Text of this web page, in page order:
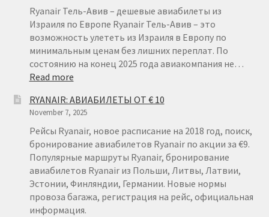
ОТ
€
15
Ryanair Тель-Авив – дешевые авиабилеты из
Израиля по Европе Ryanair Тель-Авив – это
возможность улететь из Израиля в Европу по
минимальным ценам без лишних переплат. По
состоянию на конец 2025 года авиакомпания не…
Read more:
ТЕЛЬ-
АВИВ
RYANAIR: АВИАБИЛЕТЫ ОТ € 10
November 7, 2025
Рейсы Ryanair, новое расписание на 2018 год, поиск,
бронирование авиабилетов Ryanair по акции за €9.
Популярные маршруты Ryanair, бронирование
авиабилетов Ryanair из Польши, Литвы, Латвии,
Эстонии, Финляндии, Германии. Новые нормы
провоза багажа, регистрация на рейс, официальная
информация.